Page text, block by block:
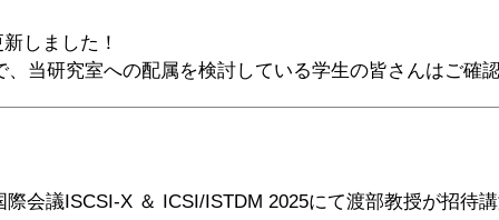
しました！
、当研究室への配属を検討している学生の皆さんはご
会議ISCSI-X ＆ ICSI/ISTDM 2025にて渡部教授が招待